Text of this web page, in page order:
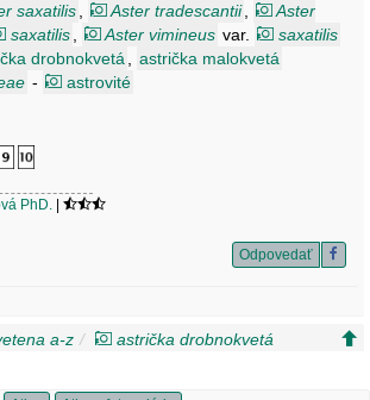
saxatilis Aster tradescantii
Aster
saxatilis Aster vimineus var.
saxatilis
drobnokvetá
astrička malokvetá
- astrovité
PhD. |
Odpovedať
a-z
astrička drobnokvetá